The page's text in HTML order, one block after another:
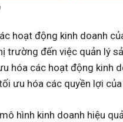
hoạt động kinh doanh
trường đến việc quản lý
hóa các hoạt động kinh
ưu hóa các quyền lợi
hình kinh doanh hiệu